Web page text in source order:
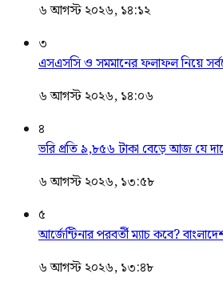
৬ আগস্ট ২০২৬, ১৪:১২
৩
এসএসসি ও সমমানের ফলাফল নিয়ে
৬ আগস্ট ২০২৬, ১৪:০৬
৪
ভরি প্রতি ৯,৮৫৬ টাকা বেড়ে আজ যে
৬ আগস্ট ২০২৬, ১৩:৫৮
৫
আর্জেন্টিনার পরবর্তী ম্যাচ কবে?
৬ আগস্ট ২০২৬, ১৩:৪৮